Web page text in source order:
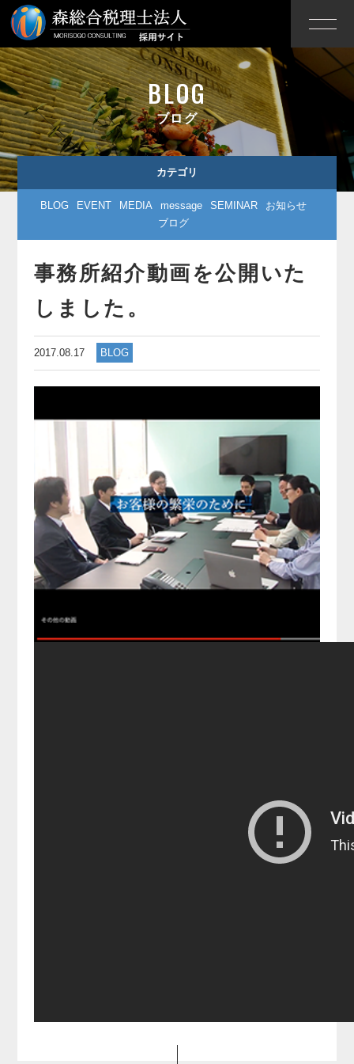
BLOG
ブログ
カテゴリ
BLOG EVENT MEDIA message SEMINAR
お知らせ
ブログ
事務所紹介動画を公開いた
しました。
2017.08.17 BLOG